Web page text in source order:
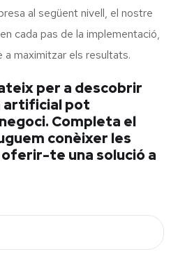
al següent nivell, el nostre
cada pas de la implementació,
maximitzar els resultats.
per a descobrir
artificial pot
Completa el
conèixer les
te una solució a